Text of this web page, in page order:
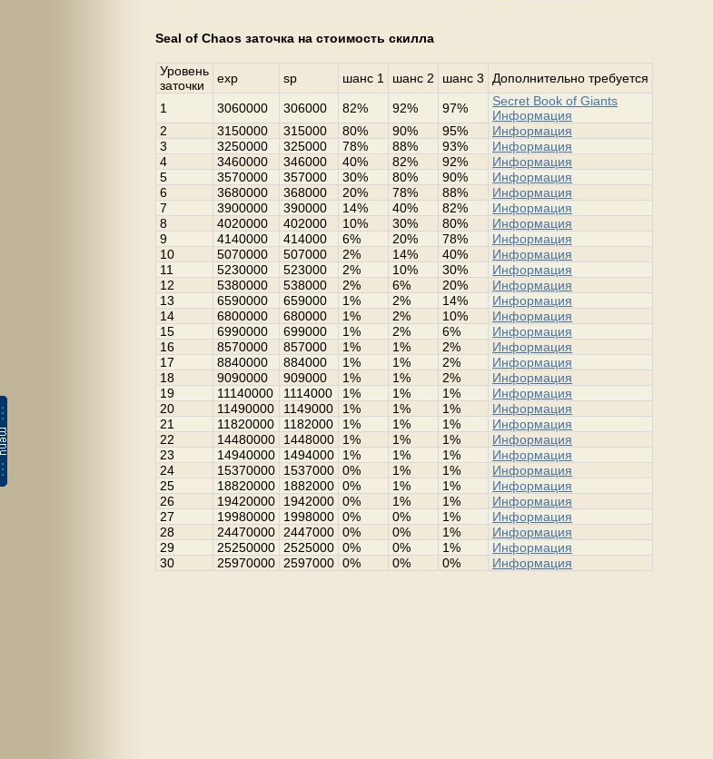
Seal of Chaos заточка на стоимость скилла
Уровень
заточки
exp sp шанс 1 шанс 2 шанс 3 Дополнительно требуется
1 3060000 306000 82% 92% 97%
Secret Book of Giants
Информация
2
3150000 315000 80% 90% 95%
Информация
3
3250000 325000 78% 88% 93%
Информация
4
3460000 346000 40% 82% 92%
Информация
5
3570000 357000 30% 80% 90%
Информация
6
3680000 368000 20% 78% 88%
Информация
7
3900000 390000 14% 40% 82%
Информация
8
4020000 402000 10% 30% 80%
Информация
9
4140000 414000 6% 20% 78%
Информация
10
5070000 507000 2% 14% 40%
Информация
11
5230000 523000 2% 10% 30%
Информация
12
5380000 538000 2% 6% 20%
Информация
13
6590000 659000 1% 2% 14%
Информация
14
6800000 680000 1% 2% 10%
Информация
15
6990000 699000 1% 2% 6%
Информация
16
8570000 857000 1% 1% 2%
Информация
17
8840000 884000 1% 1% 2%
Информация
18
9090000 909000 1% 1% 2%
Информация
19
11140000 1114000 1% 1% 1%
Информация
20
11490000 1149000 1% 1% 1%
Информация
21
11820000 1182000 1% 1% 1%
Информация
22
14480000 1448000 1% 1% 1%
Информация
23
14940000 1494000 1% 1% 1%
Информация
24
15370000 1537000 0% 1% 1%
Информация
25
18820000 1882000 0% 1% 1%
Информация
26
19420000 1942000 0% 1% 1%
Информация
27
19980000 1998000 0% 0% 1%
Информация
28
24470000 2447000 0% 0% 1%
Информация
29
25250000 2525000 0% 0% 1%
Информация
30
25970000 2597000 0% 0% 0% Информация